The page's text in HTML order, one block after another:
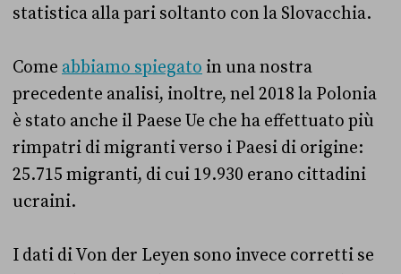
statistica alla pari soltanto con la Slovacchia.
Come abbiamo spiegato in una nostra
precedente analisi, inoltre, nel 2018 la Polonia
è stato anche il Paese Ue che ha effettuato più
rimpatri di migranti verso i Paesi di origine:
25.715 migranti, di cui 19.930 erano cittadini
ucraini.
I dati di Von der Leyen sono invece corretti se